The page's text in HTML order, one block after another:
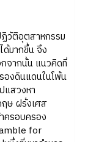
ติอุตสาหกรรม
ด้มากขึ้น จึง
จากนั้น แนวคิดที่
องดินแดนในโพ้น
แสวงหา
ษ ฝรั่งเศส
ครอบครอง
for